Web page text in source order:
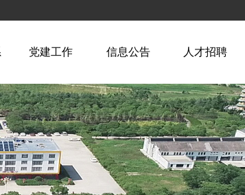
党建工作 信息公告 人才招聘